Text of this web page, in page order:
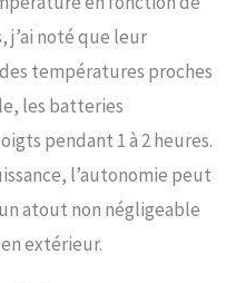
est petite et légère,ce
facile à transporter.
POUR VOS
gants de cyclisme
ont une coque
en peau de chèvre de
avec une coque de
en fibre de carbone
de la main,un
en caoutchouc au
des jointures,un balai
j’ai noté que leur
températures proches
les batteries
pendant 1 à 2 heures.
l’autonomie peut
atout non négligeable
extérieur.